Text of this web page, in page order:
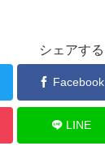
シェアする
Facebook
LINE